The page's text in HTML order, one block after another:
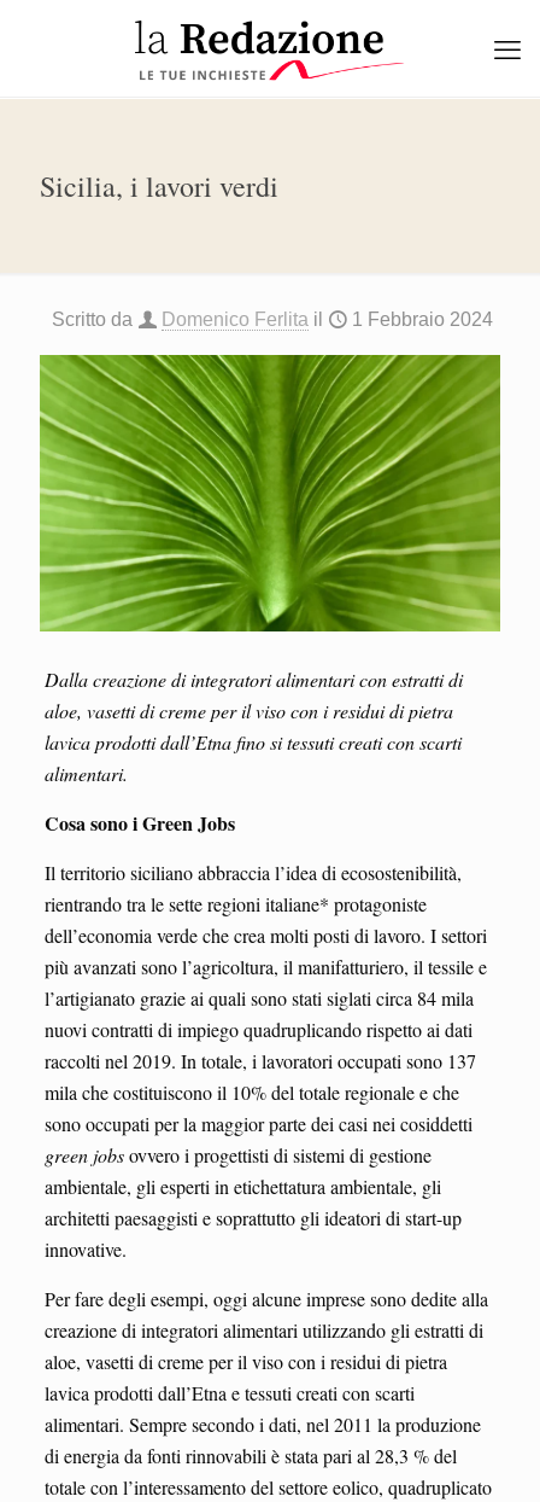
Sicilia, i lavori verdi
Scritto da Domenico Ferlita il 1 Febbraio 2024
Dalla creazione di integratori alimentari con estratti di
aloe, vasetti di creme per il viso con i residui di pietra
lavica prodotti dall’Etna fino si tessuti creati con scarti
alimentari.
Cosa sono i Green Jobs
Il territorio siciliano abbraccia l’idea di ecosostenibilità,
rientrando tra le sette regioni italiane* protagoniste
dell’economia verde che crea molti posti di lavoro. I settori
più avanzati sono l’agricoltura, il manifatturiero, il tessile e
l’artigianato grazie ai quali sono stati siglati circa 84 mila
nuovi contratti di impiego quadruplicando rispetto ai dati
raccolti nel 2019. In totale, i lavoratori occupati sono 137
mila che costituiscono il 10% del totale regionale e che
sono occupati per la maggior parte dei casi nei cosiddetti
green jobsovvero i progettisti di sistemi di gestione
ambientale, gli esperti in etichettatura ambientale, gli
architetti paesaggisti e soprattutto gli ideatori di start-up
innovative.
Per fare degli esempi, oggi alcune imprese sono dedite alla
creazione di integratori alimentari utilizzando gli estratti di
aloe, vasetti di creme per il viso con i residui di pietra
lavica prodotti dall’Etna e tessuti creati con scarti
alimentari. Sempre secondo i dati, nel 2011 la produzione
di energia da fonti rinnovabili è stata pari al 28,3 % del
totale con l’interessamento del settore eolico, quadruplicato